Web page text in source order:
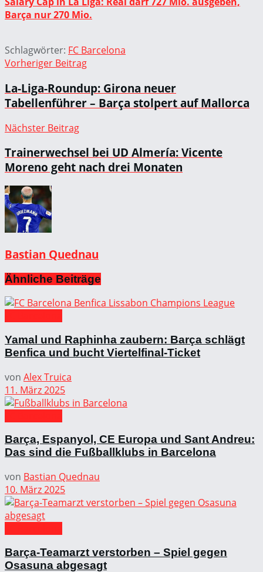
Barça nur 270 Mio.
Schlagwörter: FC Barcelona
Vorheriger Beitrag
La-Liga-Roundup: Girona neuer
Tabellenführer – Barça stolpert auf Mallorca
Nächster Beitrag
Trainerwechsel bei UD Almería: Vicente
Moreno geht nach drei Monaten
Bastian Quednau
Ähnliche Beiträge
Yamal und Raphinha zaubern: Barça schlägt
Benfica und bucht Viertelfinal-Ticket
von Alex Truica
11. März 2025
Barça, Espanyol, CE Europa und Sant Andreu:
Das sind die Fußballklubs in Barcelona
von Bastian Quednau
10. März 2025
Barça-Teamarzt verstorben – Spiel gegen
Osasuna abgesagt